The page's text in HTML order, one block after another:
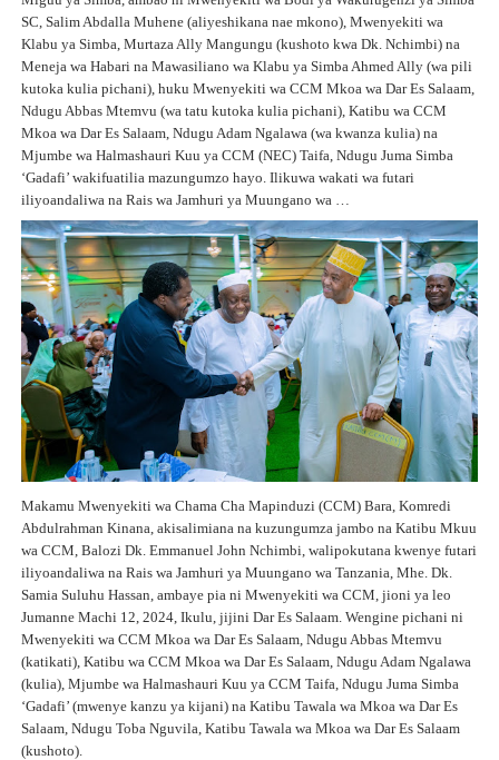
SC, Salim Abdalla Muhene (aliyeshikana nae mkono), Mwenyekiti wa
Klabu ya Simba, Murtaza Ally Mangungu (kushoto kwa Dk. Nchimbi) na
Meneja wa Habari na Mawasiliano wa Klabu ya Simba Ahmed Ally (wa pili
kutoka kulia pichani), huku Mwenyekiti wa CCM Mkoa wa Dar Es Salaam,
Ndugu Abbas Mtemvu (wa tatu kutoka kulia pichani), Katibu wa CCM
Mkoa wa Dar Es Salaam, Ndugu Adam Ngalawa (wa kwanza kulia) na
Mjumbe wa Halmashauri Kuu ya CCM (NEC) Taifa, Ndugu Juma Simba
‘Gadafi’ wakifuatilia mazungumzo hayo. Ilikuwa wakati wa futari
iliyoandaliwa na Rais wa Jamhuri ya Muungano wa …
Makamu Mwenyekiti wa Chama Cha Mapinduzi (CCM) Bara, Komredi
Abdulrahman Kinana, akisalimiana na kuzungumza jambo na Katibu Mkuu
wa CCM, Balozi Dk. Emmanuel John Nchimbi, walipokutana kwenye futari
iliyoandaliwa na Rais wa Jamhuri ya Muungano wa Tanzania, Mhe. Dk.
Samia Suluhu Hassan, ambaye pia ni Mwenyekiti wa CCM, jioni ya leo
Jumanne Machi 12, 2024, Ikulu, jijini Dar Es Salaam. Wengine pichani ni
Mwenyekiti wa CCM Mkoa wa Dar Es Salaam, Ndugu Abbas Mtemvu
(katikati), Katibu wa CCM Mkoa wa Dar Es Salaam, Ndugu Adam Ngalawa
(kulia), Mjumbe wa Halmashauri Kuu ya CCM Taifa, Ndugu Juma Simba
‘Gadafi’ (mwenye kanzu ya kijani) na Katibu Tawala wa Mkoa wa Dar Es
Salaam, Ndugu Toba Nguvila, Katibu Tawala wa Mkoa wa Dar Es Salaam
(kushoto).